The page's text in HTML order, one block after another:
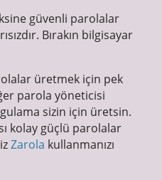
güvenli parolalar
Bırakın bilgisayar
üretmek için pek
parola yöneticisi
sizin için üretsin.
kolay güçlü parolalar
Zarola kullanmanızı